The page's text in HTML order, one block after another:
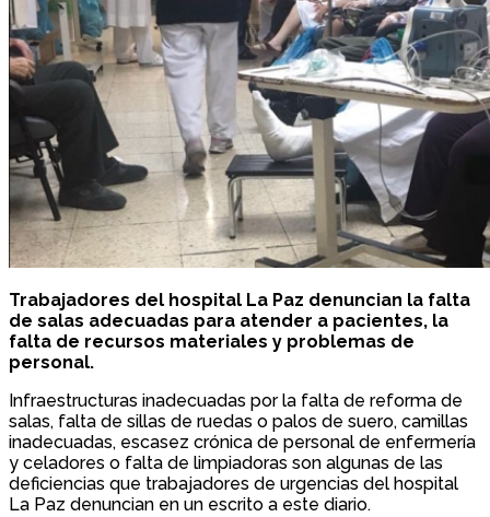
Trabajadores del hospital La Paz denuncian la falta
de salas adecuadas para atender a pacientes, la
falta de recursos materiales y problemas de
personal.
Infraestructuras inadecuadas por la falta de reforma de
salas, falta de sillas de ruedas o palos de suero, camillas
inadecuadas, escasez crónica de personal de enfermería
y celadores o falta de limpiadoras son algunas de las
deficiencias que trabajadores de urgencias del hospital
La Paz denuncian en un escrito a este diario.